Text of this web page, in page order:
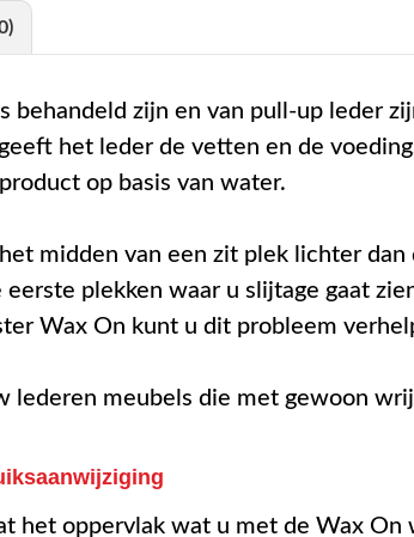
behandeld zijn en van pull-up leder
het leder de vetten en de
op basis van water.
midden van een zit plek lichter
plekken waar u slijtage gaat
Wax On kunt u dit probleem
lederen meubels die met gewoon
het oppervlak wat u met de Wax